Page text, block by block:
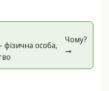
особа,
Чому?
➞